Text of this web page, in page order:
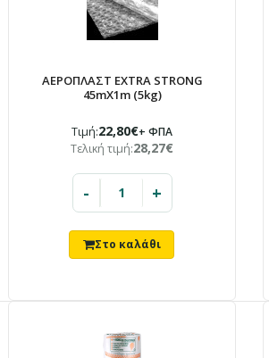
ΑΕΡΟΠΛΑΣΤ EXTRA STRONG
45mX1m (5kg)
Τιμή:22,80€+ ΦΠΑ
Τελική τιμή:28,27€
- +